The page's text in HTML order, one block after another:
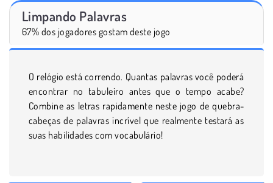
Limpando Palavras
67% dos jogadores gostam deste jogo
O relógio está correndo. Quantas palavras você poderá
encontrar no tabuleiro antes que o tempo acabe?
Combine as letras rapidamente neste jogo de quebra-
cabeças de palavras incrível que realmente testará as
suas habilidades com vocabulário!